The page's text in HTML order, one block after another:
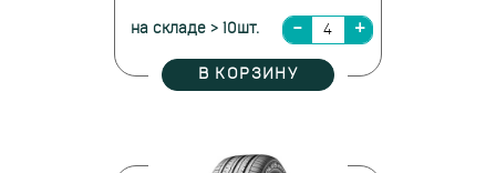
на складе > 10шт.
В КОРЗИНУ